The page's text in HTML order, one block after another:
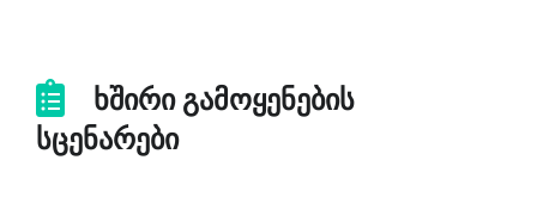
ხშირი გამოყენების
სცენარები